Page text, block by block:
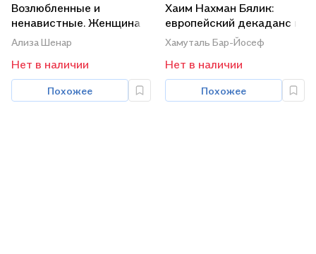
Возлюбленные и
ненавистные. Женщина в
еврейской литературе от
Библии до наших дней.
Ализа Шенар
Нет в наличии
Похожее
Хаим Нахман Бялик:
европейский декаданс и
русский символизм в
творчестве еврейского
поэта
Хамуталь Бар-Йосеф
Нет в наличии
Похожее